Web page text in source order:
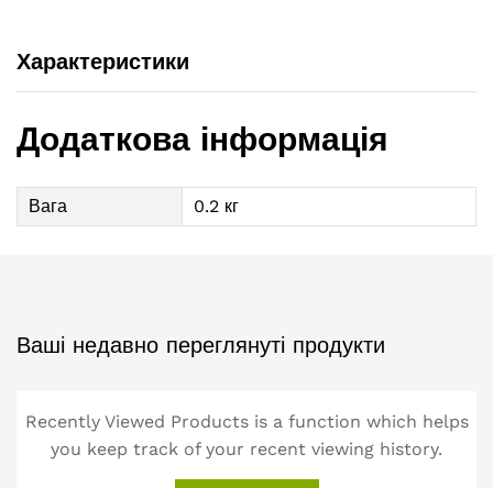
Характеристики
Додаткова інформація
Вага 0.2 кг
Ваші недавно переглянуті продукти
Recently Viewed Products is a function which helps
you keep track of your recent viewing history.